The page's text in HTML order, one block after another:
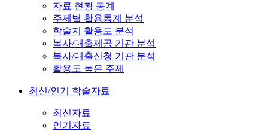
자료 현황 통계
주제별 활용통계 분석
학술지 활용도 분석
복사/대출제공 기관 분석
복사/대출신청 기관 분석
활용도 높은 주제
최신/인기 학술자료
최신자료
인기자료